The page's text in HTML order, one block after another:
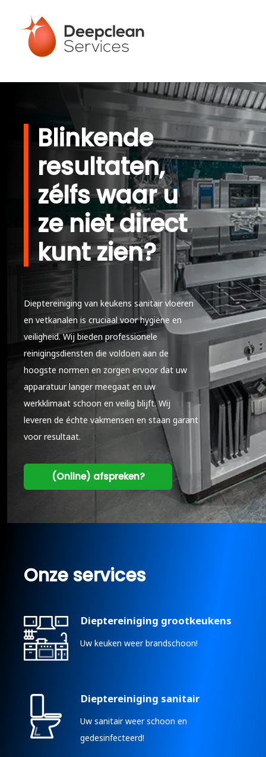
Blinkende
resultaten,
zélfs waar u
ze niet direct
kunt zien?
Dieptereiniging van keukens sanitair vloeren
en vetkanalen is cruciaal voor hygiëne en
veiligheid. Wij bieden professionele
reinigingsdiensten die voldoen aan de
hoogste normen en zorgen ervoor dat uw
apparatuur langer meegaat en uw
werkklimaat schoon en veilig blijft. Wij
leveren de échte vakmensen en staan garant
voor resultaat.
(Online) afspreken?
Onze services
Dieptereiniging grootkeukens
Uw keuken weer brandschoon!
Dieptereiniging sanitair
Uw sanitair weer schoon en
gedesinfecteerd!